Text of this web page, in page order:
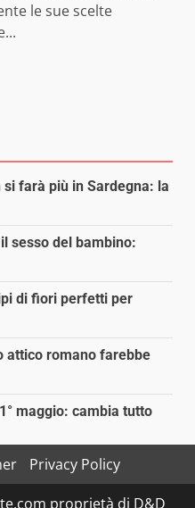
le sue scelte
farà più in Sardegna: la
sesso del bambino:
di fiori perfetti per
attico romano farebbe
maggio: cambia tutto
Privacy Policy
proprietà di D&D